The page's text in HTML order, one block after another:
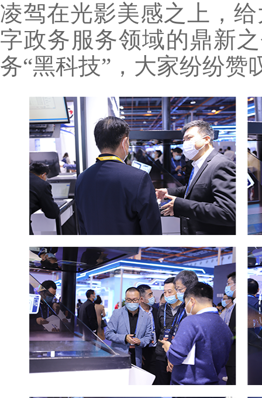
凌驾在光影美感之上，
字政务服务领域的鼎新
务“黑科技”，大家纷纷赞